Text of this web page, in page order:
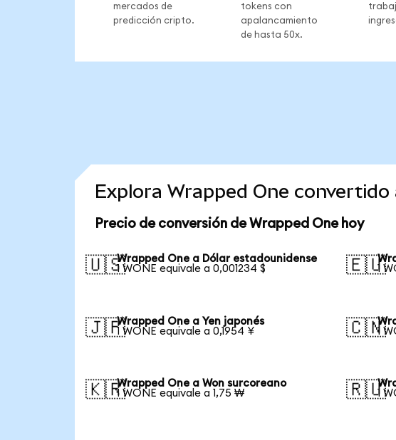
mercados de
predicción cripto.
tokens con
apalancamiento
de hasta 50x.
Explora Wrapped One
Precio de conversión de Wrapped One hoy
🇺🇸Wrapped One a Dólar estadounidense
1 WONE equivale a 0,001234 $
🇪🇺
1
🇯🇵Wrapped One a Yen japonés
1 WONE equivale a 0,1954 ¥
🇨🇳
1
🇰🇷Wrapped One a Won surcoreano
1 WONE equivale a 1,75 ₩
🇷🇺
1